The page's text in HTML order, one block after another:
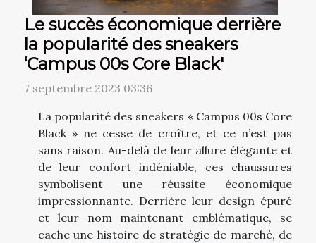
Le succès économique derrière
la popularité des sneakers
‘Campus 00s Core Black'
7 septembre 2023 03:36
La popularité des sneakers « Campus 00s Core
Black » ne cesse de croître, et ce n’est pas
sans raison. Au-delà de leur allure élégante et
de leur confort indéniable, ces chaussures
symbolisent une réussite économique
impressionnante. Derrière leur design épuré
et leur nom maintenant emblématique, se
cache une histoire de stratégie de marché, de